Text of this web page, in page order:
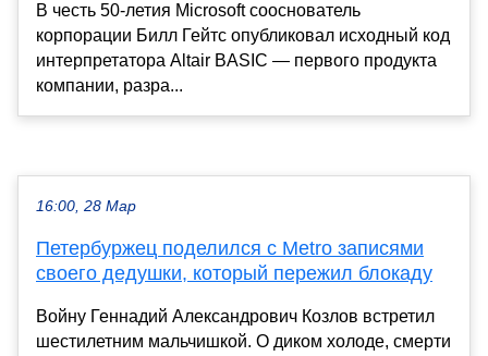
В честь 50-летия Microsoft сооснователь
корпорации Билл Гейтс опубликовал исходный код
интерпретатора Altair BASIC — первого продукта
компании, разра...
16:00, 28 Мар
Петербуржец поделился с Metro записями
своего дедушки, который пережил блокаду
Войну Геннадий Александрович Козлов встретил
шестилетним мальчишкой. О диком холоде, смерти